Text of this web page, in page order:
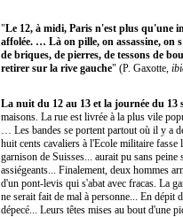
"Le 12, à midi, Paris n'est plus qu'une
affolée. … Là on pille, on assassine, on
de briques, de pierres, de tessons de
retirer sur la rive gauche" (P. Gaxotte,
La nuit du 12 au 13 et la journée du 13
maisons. La rue est livrée à la plus vile
… Les bandes se portent partout où il y a
huit cents cavaliers à l'Ecole militaire
garnison de Suisses... aurait pu sans
assiégeants... Finalement, deux hommes
d'un pont-levis qui s'abat avec fracas. La
ne serait fait de mal à personne... En dépit
dépecé... Leurs têtes mises au bout d'une